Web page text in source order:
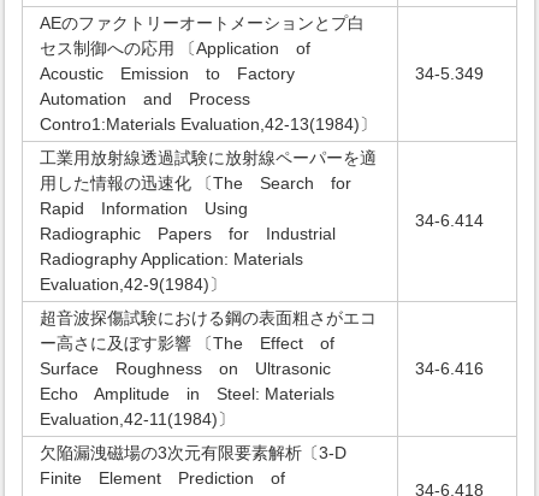
AEのファクトリーオートメーションとプ白
セス制御への応用 〔Application of
Acoustic Emission to Factory
Automation and Process
Contro1:Materials Evaluation,42-13(1984)〕
34-5.349
工業用放射線透過試験に放射線ペーパーを適
用した情報の迅速化 〔The Search for
Rapid Information Using
Radiographic Papers for Industrial
Radiography Application: Materials
Evaluation,42-9(1984)〕
34-6.414
超音波探傷試験における鋼の表面粗さがエコ
ー高さに及ぼす影響 〔The Effect of
Surface Roughness on Ultrasonic
Echo Amplitude in Steel: Materials
Evaluation,42-11(1984)〕
34-6.416
欠陥漏洩磁場の3次元有限要素解析〔3-D
Finite Element Prediction of
34-6.418